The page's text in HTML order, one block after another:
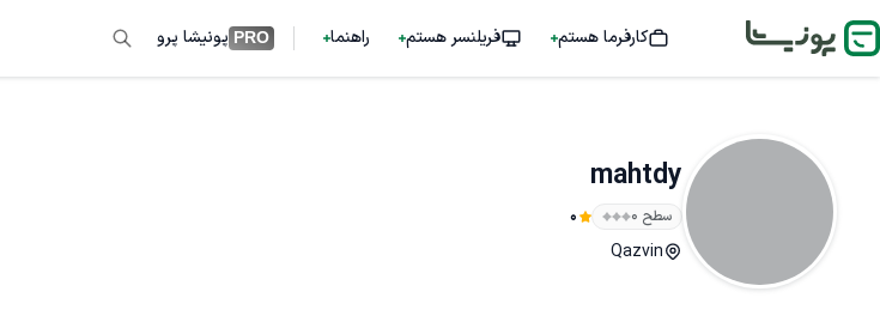
کارفرما هستم فریلنسر هستم راهنما PRO پونیشا پرو
mahtdy
سطح ۰ 0
Qazvin